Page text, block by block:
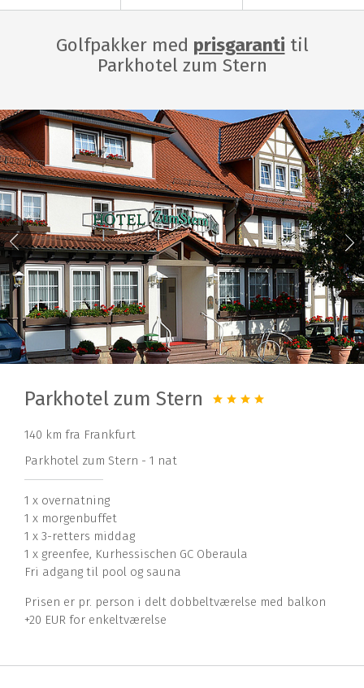
Golfpakker med prisgaranti til
Parkhotel zum Stern
Parkhotel zum Stern
140 km fra Frankfurt
Parkhotel zum Stern - 1 nat
1 x overnatning
1 x morgenbuffet
1 x 3-retters middag
1 x greenfee, Kurhessischen GC Oberaula
Fri adgang til pool og sauna
Prisen er pr. person i delt dobbeltværelse med balkon
+20 EUR for enkeltværelse